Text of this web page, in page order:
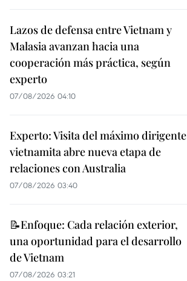
Lazos de defensa entre Vietnam y
Malasia avanzan hacia una
cooperación más práctica, según
experto
07/08/2026 04:10
Experto: Visita del máximo dirigente
vietnamita abre nueva etapa de
relaciones con Australia
07/08/2026 03:40
📝Enfoque: Cada relación exterior,
una oportunidad para el desarrollo
de Vietnam
07/08/2026 03:21